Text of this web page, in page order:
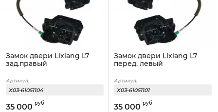
Замок двери Lixiang L7
зад.правый
Артикул:
X03-61051104
35 000 руб
Замок двери Lixiang L7
перед. левый
Артикул:
X03-61051101
35 000 руб